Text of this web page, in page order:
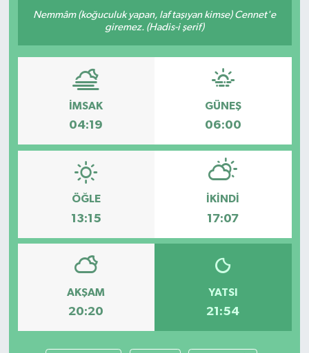
Nemmâm (koğuculuk yapan, laf taşıyan kimse) Cennet'e
giremez. (Hadis-i şerif)
İMSAK
04:19
GÜNEŞ
06:00
ÖĞLE
13:15
İKINDI
17:07
AKŞAM
20:20
YATSI
21:54